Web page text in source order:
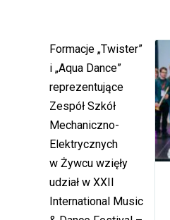
Formacje „Twister”
i „Aqua Dance”
reprezentujące
Zespół Szkół
Mechaniczno-
Elektrycznych
w Żywcu wzięły
udział w XXII
International Music